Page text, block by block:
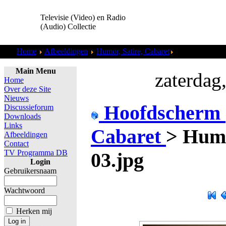
Televisie (Video) en Radio
(Audio) Collectie
Home Afbeeldingen Humor, Satire, Cabaret
Main Menu
Home
Over deze Site
Nieuws
Discussieforum
Downloads
Links
Afbeeldingen
Contact
TV Programma DB
Login
Gebruikersnaam
Wachtwoord
Herken mij
Hoofdscherm
Cabaret >
03.jpg